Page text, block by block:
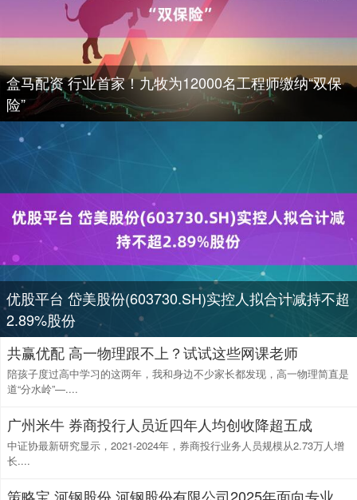
盒马配资 行业首家！九牧为12000名工程师缴纳“双保
险”
优股平台 岱美股份(603730.SH)实控人拟合计减持不超
2.89%股份
共赢优配 高一物理跟不上？试试这些网课老师
陪孩子度过高中学习的这两年，我和身边不少家长都发现，高一物理简直是
道“分水岭”—....
广州米牛 券商投行人员近四年人均创收降超五成
中证协最新研究显示，2021-2024年，券商投行业务人员规模从2.73万人增
长....
策略宝 河钢股份 河钢股份有限公司2025年面向专业投资者公开发行科技创新可续期公司债券（第一期）票面利率公告